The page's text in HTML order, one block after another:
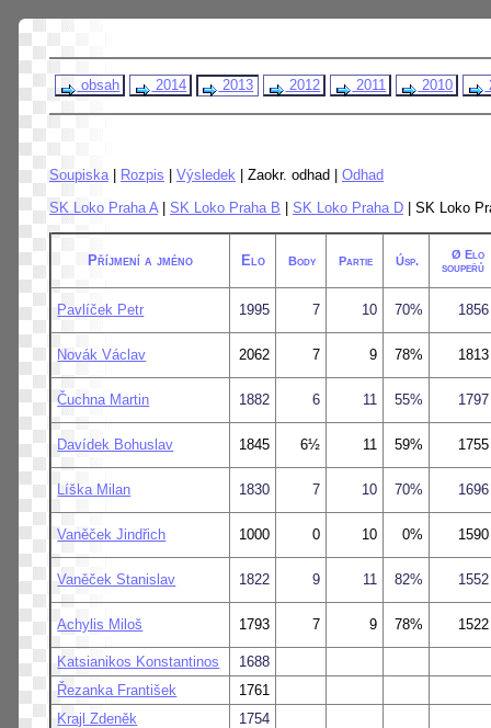
obsah 2014 2013 2012 2011 2010
Soupiska Rozpis Výsledek | Zaokr. odhad | Odhad
SK Loko Praha A
SK Loko Praha B SK Loko Praha D | SK Loko
Příjmení a jméno Elo Body Partie Úsp.
Ø Elo
soupeřů
Pavlíček Petr 1995 7 10 70% 1856
Novák Václav 2062 7 9 78% 1813
Čuchna Martin 1882 6 11 55% 1797
Davídek Bohuslav 1845 6½ 11 59% 1755
Líška Milan 1830 7 10 70% 1696
Vaněček Jindřich 1000 0 10 0% 1590
Vaněček Stanislav 1822 9 11 82% 1552
Achylis Miloš 1793 7 9 78% 1522
Katsianikos Konstantinos
1688
Řezanka František
1761
Krajl Zdeněk
1754